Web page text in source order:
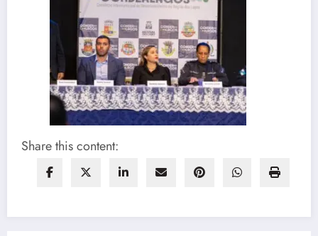
Share this content: